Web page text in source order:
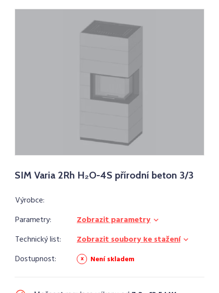
SIM Varia 2Rh H₂O-4S přírodní beton 3/3
Výrobce:
Parametry:
Zobrazit parametry
Technický list:
Zobrazit soubory ke stažení
Dostupnost:
Není skladem